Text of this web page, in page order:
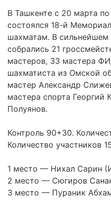
В Ташкенте с 20 марта
состоялся 18-й
шахматам. В сильнейшем
собрались 21
мастеров, 33 мастера
шахматиста из Омской
мастер Александр
мастера спорта Георгий
Полуянов.
Контроль 90+30.
Количество участников
1 место — Нихал Сарин
2 место — Сюгиров
3 место — Пураник